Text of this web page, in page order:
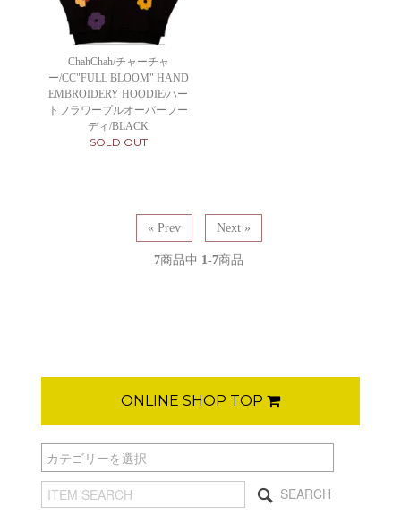
ChahChah/チャーチャ
ー/CC"FULL BLOOM" HAND
EMBROIDERY HOODIE/ハー
トフラワープルオーバーフー
ディ/BLACK
SOLD OUT
« Prev Next »
7商品中 1-7商品
ONLINE SHOP TOP
SEARCH